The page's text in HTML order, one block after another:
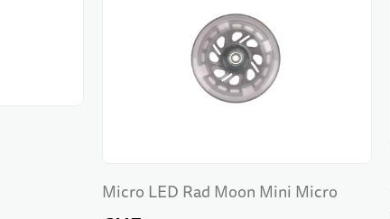
Micro LED Rad Moon Mini Micro